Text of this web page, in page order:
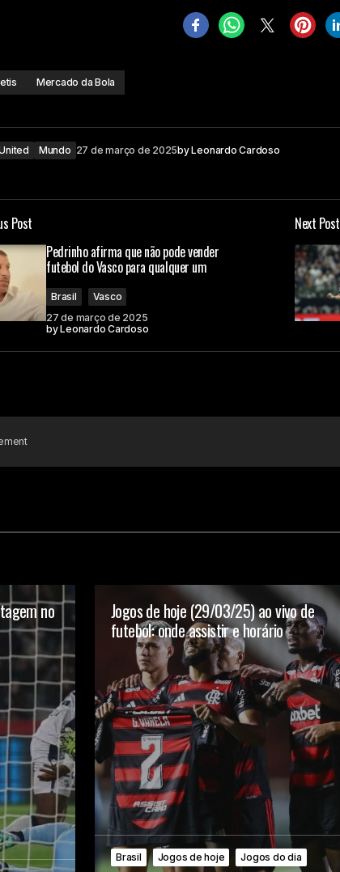
Mercado da Bola
Mundo 27 de março de 2025byLeonardo Cardoso
Post
Pedrinho afirma que não pode vender
futebol do Vasco para qualquer um
Brasil
Vasco
27 de março de 2025
byLeonardo Cardoso
Next Post
no
Jogos de hoje (29/03/25) ao vivo de
futebol: onde assistir e horário
Brasil Jogos de hoje Jogos do dia